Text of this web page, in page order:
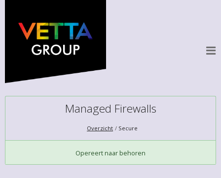
Managed Firewalls
Overzicht Secure
Opereert naar behoren